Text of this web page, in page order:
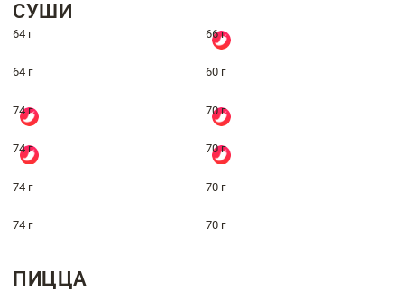
СУШИ
64 г 66 г
64 г 60 г
74 г 70 г
74 г 70 г
74 г 70 г
74 г 70 г
ПИЦЦА